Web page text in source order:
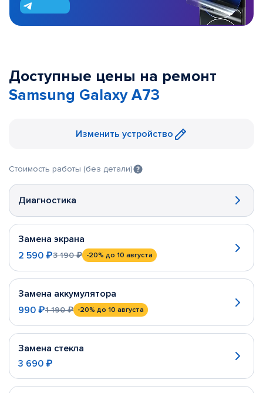
Доступные цены на ремонт
Samsung Galaxy A73
Изменить устройство
Стоимость работы (без детали)
Диагностика
Замена экрана
2 590 ₽3 190 ₽ -20% до 10 августа
Замена аккумулятора
990 ₽1 190 ₽ -20% до 10 августа
Замена стекла
3 690 ₽